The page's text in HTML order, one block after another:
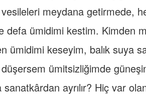
meydana getirmede,
defa ümidimi kestim. Kimden
ümidimi keseyim, balık suya
ümitsizliğimde
ayrılır? Hiç var